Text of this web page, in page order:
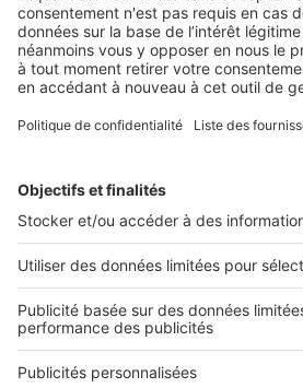
Facilitez l’accès aux logements pour les
en offrant des garanties au propriétaire,
2 rue des Italiens
01 53 38 80 00